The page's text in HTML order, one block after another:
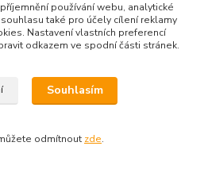
používání webu, analytické
také pro účely cílení reklamy
Nastavení vlastních preferencí
odkazem ve spodní části stránek.
Souhlasím
odmítnout zde.